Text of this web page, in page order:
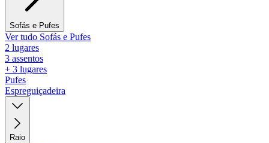
Sofás e Pufes
Ver tudo Sofás e Pufes
2 lugares
3 assentos
+ 3 lugares
Pufes
Espreguiçadeira
Raio